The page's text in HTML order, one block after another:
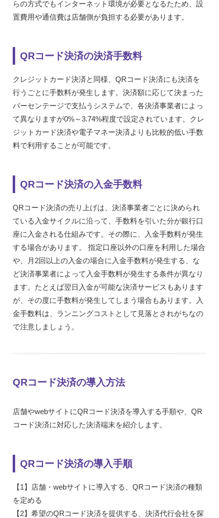
らの方式でもインターネット環境が必要となるたため、設
置費用や通信費は店舗側が負担する必要があります。
QRコード決済の決済手数料
クレジットカード決済と同様、QRコード決済にも決済を
行うごとに手数料が発生します。決済額に応じて決まった
パーセンテージで支払うシステムで、各決済事業者によっ
て異なりますが0%～3.74%程度で設定されています。クレ
ジットカード決済や電子マネー決済よりも比較的低い手数
料で利用することが可能です。
QRコード決済の入金手数料
QRコード決済の売り上げは、決済事業者ごとに決められ
ている入金サイクルに沿って、手数料を引いた分が銀行口
座に入金される仕組みです。その際に、入金手数料が発生
する場合があります。 指定口座以外の口座を利用した場合
や、月2回以上の入金の場合に入金手数料が発生する、な
ど決済事業者によって入金手数料が発生する条件が異なり
ます。たとえば翌日入金が可能な決済サービスもあります
が、その度に手数料が発生してしまう場合もあります。入
金手数料は、ランニングコストとして見落とされがちなの
で注意しましょう。
QRコード決済の導入方法
店舗やwebサイトにQRコード決済を導入する手順や、QR
コード決済に対応した決済端末を紹介します。
QRコード決済の導入手順
【1】店舗・webサイトに導入する、QRコード決済の種類
を定める
【2】希望のQRコード決済を提供する、決済代行会社を探